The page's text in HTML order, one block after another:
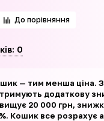
До порівняння
0
— тим менша ціна.
додаткову
20 000 грн,
Кошик все розрахує